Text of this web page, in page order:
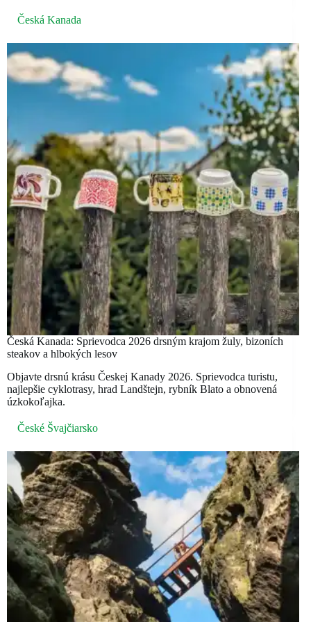
Česká Kanada
Česká Kanada: Sprievodca 2026 drsným krajom žuly, bizoních
steakov a hlbokých lesov
Objavte drsnú krásu Českej Kanady 2026. Sprievodca turistu,
najlepšie cyklotrasy, hrad Landštejn, rybník Blato a obnovená
úzkokoľajka.
České Švajčiarsko